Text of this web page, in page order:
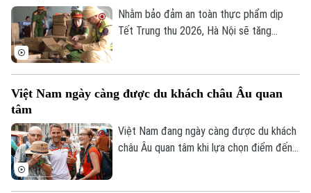
Nhằm bảo đảm an toàn thực phẩm dịp
Tết Trung thu 2026, Hà Nội sẽ tăng
không rõ nguồn gốc.
Việt Nam ngày càng được du khách châu Âu quan
tâm
Việt Nam đang ngày càng được du khách
châu Âu quan tâm khi lựa chọn điểm đến